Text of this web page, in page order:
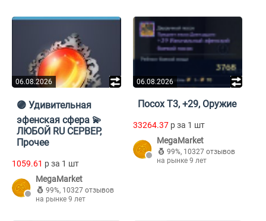
06.08.2026
🟣 Удивительная
эфенская сфера 💫
ЛЮБОЙ RU СЕРВЕР,
Прочее
1059.61 p за 1 шт
MegaMarket
99%, 10327 отзывов
на рынке 9 лет
06.08.2026
Посох Т3, +29, Оружие
33264.37 p за 1 шт
MegaMarket
99%, 10327 отзывов
на рынке 9 лет